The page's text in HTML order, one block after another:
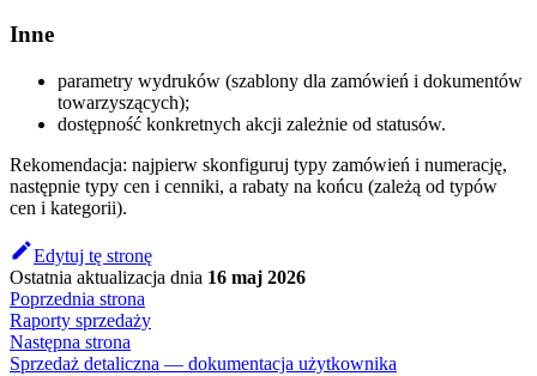
Inne
parametry wydruków (szablony dla zamówień i dokumentów
towarzyszących);
dostępność konkretnych akcji zależnie od statusów.
Rekomendacja: najpierw skonfiguruj typy zamówień i numerację,
następnie typy cen i cenniki, a rabaty na końcu (zależą od typów
cen i kategorii).
Edytuj tę stronę
Ostatnia aktualizacja dnia 16 maj 2026
Poprzednia strona
Raporty sprzedaży
Następna strona
Sprzedaż detaliczna — dokumentacja użytkownika